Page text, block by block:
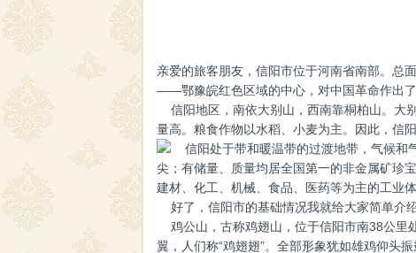
亲爱的旅客朋友，信阳市位于河南省南部。总
——鄂豫皖红色区域的中心，对中国革命作出了
信阳地区，南依大别山，西南靠桐柏山。大
量高。粮食作物以水稻、小麦为主。因此，信
信阳处于带和暖温带的过渡地带，气候和
尖；有储量、质量均居全国第一的非金属矿珍
建材、化工、机械、食品、医药等为主的工业
好了，信阳市的基础情况我就给大家简单介
鸡公山，古称鸡翅山，位于信阳市南38公里
翼，人们称“鸡翅翅”。全部形象犹如雄鸡仰头